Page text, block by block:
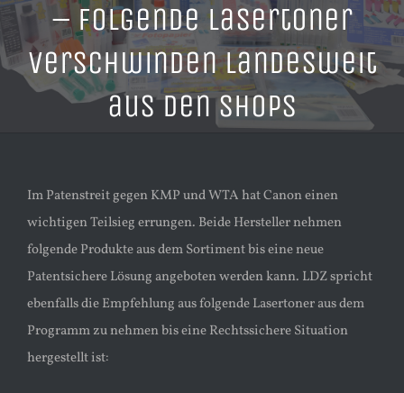
– folgende Lasertoner
verschwinden Landesweit
aus den Shops
Im Patenstreit gegen KMP und WTA hat Canon einen
wichtigen Teilsieg errungen. Beide Hersteller nehmen
folgende Produkte aus dem Sortiment bis eine neue
Patentsichere Lösung angeboten werden kann. LDZ spricht
ebenfalls die Empfehlung aus folgende Lasertoner aus dem
Programm zu nehmen bis eine Rechtssichere Situation
hergestellt ist: